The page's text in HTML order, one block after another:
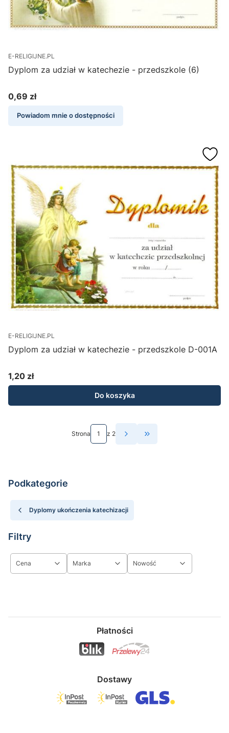
E-RELIGIJNE.PL
Dyplom za udział w katechezie - przedszkole (6)
Cena
0,69 zł
Powiadom mnie o dostępności
E-RELIGIJNE.PL
Dyplom za udział w katechezie - przedszkole D-001A
Cena
1,20 zł
Do koszyka
Strona z 2 Przejdź do ostatniej
Podkategorie
Dyplomy ukończenia katechizacji
Filtry
Cena Marka Nowość
Płatności
Dostawy